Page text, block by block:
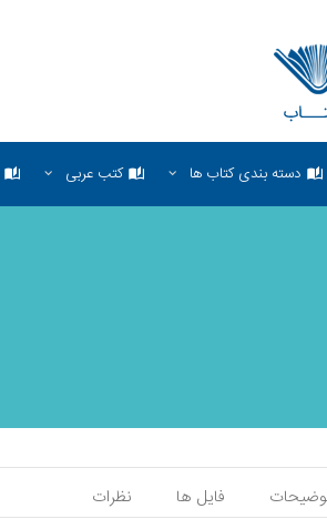
دسته بندی کتاب ها کتب عربی
فایل ها نظرات